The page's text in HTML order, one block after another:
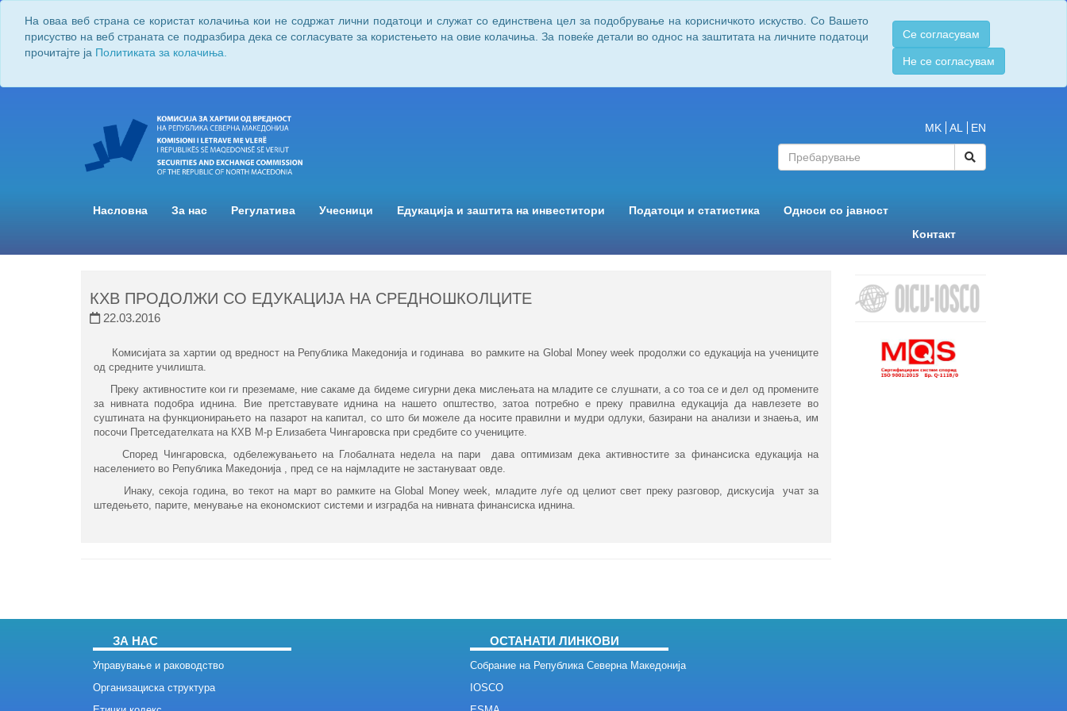
На оваа веб страна се користат колачиња кои не содржат лични податоци и служат со единствена цел за подобрување на корисничкото искуство. Со Вашето
присуство на веб страната се подразбира дека се согласувате за користењето на овие колачиња. За повеќе детали во однос на заштитата на личните податоци
прочитајте ја Политиката за колачиња.
Се согласувам
Не се согласувам
MK AL EN
Насловна За нас Регулатива Учесници Едукација и заштита на инвеститори Податоци и статистика
Односи со јавност
Контакт
КХВ ПРОДОЛЖИ СО ЕДУКАЦИЈА НА СРЕДНОШКОЛЦИТЕ
22.03.2016
Комисијата за хартии од вредност на Република Македонија и годинава во рамките на Global Money week продолжи со едукација на учениците
од средните училишта.
Преку активностите кои ги преземаме, ние сакаме да бидеме сигурни дека мислењата на младите се слушнати, а со тоа се и дел од промените
за нивната подобра иднина. Вие претставувате иднина на нашето општество, затоа потребно е преку правилна едукација да навлезете во
суштината на функционирањето на пазарот на капитал, со што би можеле да носите правилни и мудри одлуки, базирани на анализи и знаења, им
посочи Претседателката на КХВ М-р Елизабета Чингаровска при средбите со учениците.
Според Чингаровска, одбележувањето на Глобалната недела на пари дава оптимизам дека активностите за финансиска eдукација на
населението во Република Македонија , пред се на најмладите не застануваат овде.
Инаку, секоја година, во текот на март во рамките наGlobal Money week, младите луѓе од целиот свет преку разговор, дискусија учат за
штедењето, парите, менување на економскиот системи и изградба на нивната финансиска иднина.​​
ЗА НАС
Управување и раководство
Организациска структура
ОСТАНАТИ ЛИНКОВИ
Собрание на Република Северна Македонија
IOSCO